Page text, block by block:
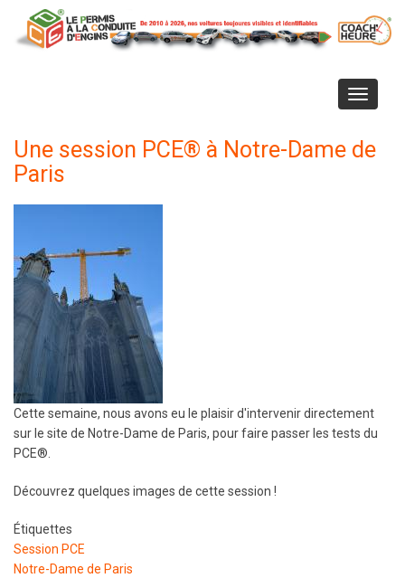
contenu
Toggle
Une session PCE® à Notre-Dame de
Paris
Cette semaine, nous avons eu le plaisir d'intervenir directement
sur le site de Notre-Dame de Paris, pour faire passer les tests du
PCE®.
Découvrez quelques images de cette session !
Étiquettes
Session PCE
Notre-Dame de Paris